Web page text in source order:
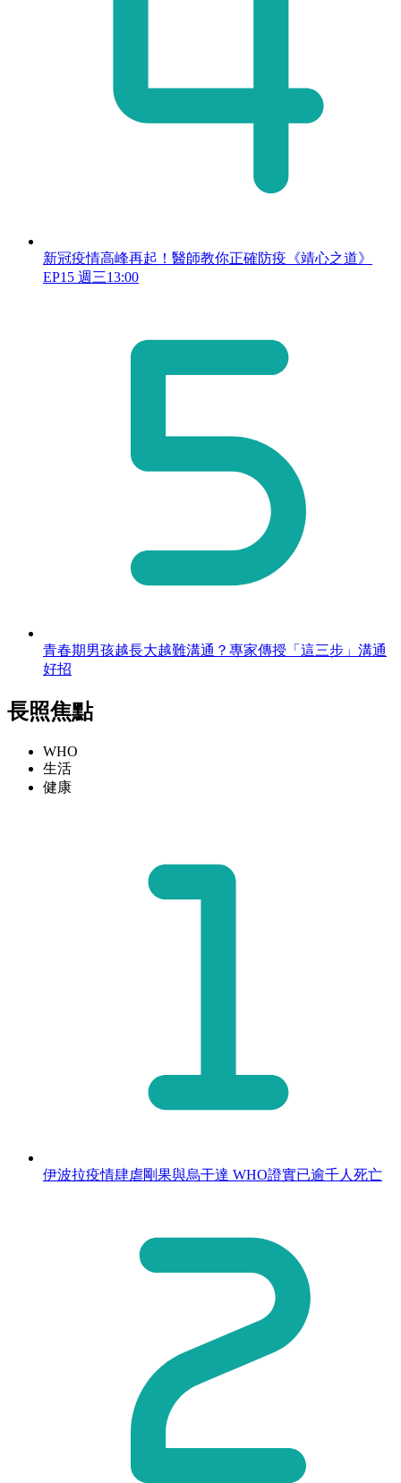
新冠疫情高峰再起！醫師教你正確防疫《靖心之道》
EP15 週三13:00
青春期男孩越長大越難溝通？專家傳授「這三步」溝通
好招
長照焦點
WHO
生活
健康
伊波拉疫情肆虐剛果與烏干達 WHO證實已逾千人死亡